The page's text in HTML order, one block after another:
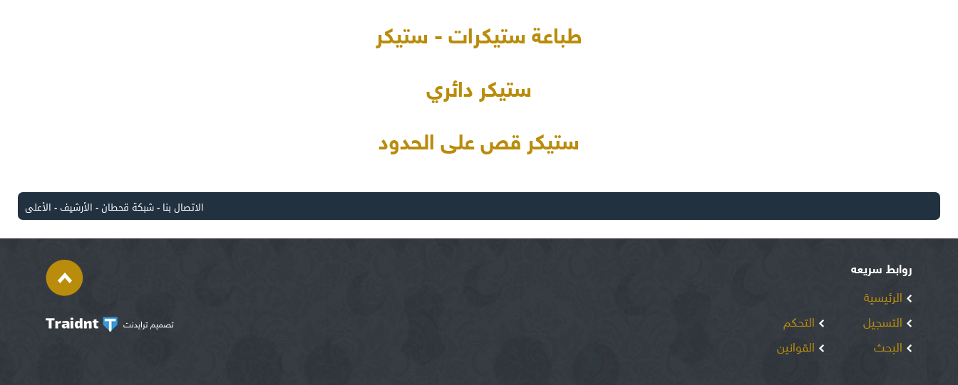
طباعة ستيكرات - ستيكر
ستيكر دائري
ستيكر قص على الحدود
الاتصال بنا -شبكة قحطان- الأرشيف- الأعلى
روابط سريعه
الرئيسية
التسجيل
البحث
التحكم
القوانين